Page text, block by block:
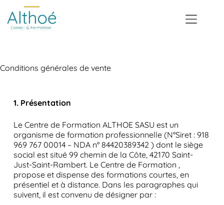
Conditions générales de vente
1. Présentation
Le Centre de Formation ALTHOE SASU est un
organisme de formation professionnelle (N°Siret : 918
969 767 00014 – NDA n° 84420389342 ) dont le siège
social est situé 99 chemin de la Côte, 42170 Saint-
Just-Saint-Rambert. Le Centre de Formation ,
propose et dispense des formations courtes, en
présentiel et à distance. Dans les paragraphes qui
suivent, il est convenu de désigner par :